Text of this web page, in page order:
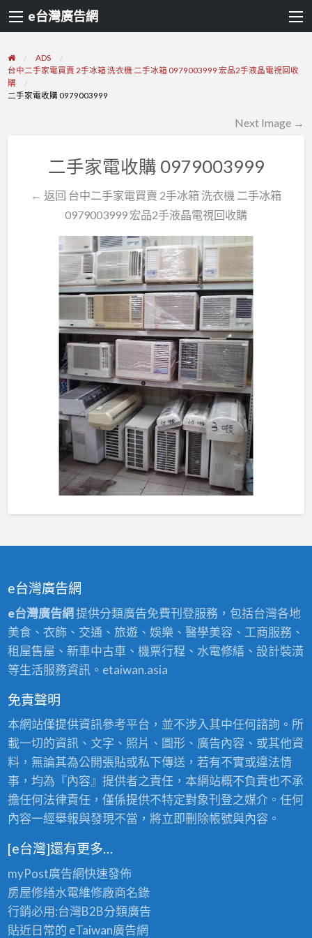
e台灣廣告網
ADS
台中二手家電買賣 2手冰箱 洗衣機 二手冰箱 0979003999 宏品2手液晶電視回收
購
二手家電收購 0979003999
Next Image →
二手家電收購 0979003999
← 返回 台中二手家電買賣 2手冰箱 洗衣機 二手冰箱
0979003999 宏品2手液晶電視回收購
e台灣廣告網
e台灣廣告網提供分類廣告免費刊登服務，包括台灣各地
美食、衣飾、交通、旅遊、娛樂、醫學美容、工商服務、
租屋售屋、新車中古車、機票行程、水電修繕、設計裝潢
等生活服務資訊。etaiwan.asia
免責聲明
本網站僅提供資訊參考平台，並不涉入其中任何諮詢。所
載一切的資訊、文字、照片、圖形、廣告內容、或其他資
料，無論其為公開張貼或私下傳送，若有不實或違法情
事，均為『內容』提供者之責任，本網站概不負責也不承
擔任何法律責任，僅係提供不特定對象刊登之媒介。任何
內容一經舉報與發現不當，將立即刪除帳號與內容。
[e台灣]還有更多…
myPost廣告網快速發佈
房屋修繕水電維修廠商名錄
行銷必用:台灣B2B分類廣告
貼近日常的 eTaiwan廣告網